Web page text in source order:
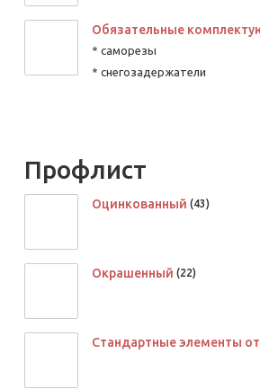
Обязательные
* саморезы
* снегозадержатели
Профлист
Оцинкованный (43)
Окрашенный (22)
Стандартные элементы